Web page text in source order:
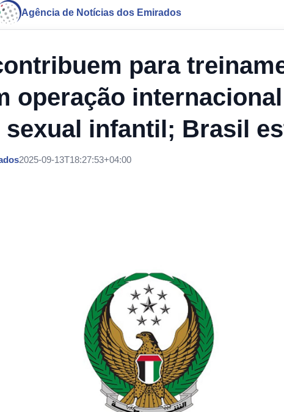
Agência de Notícias dos Emirados
para
operação
sexual infantil; Brasil
2025-09-13T18:27:53+04:00